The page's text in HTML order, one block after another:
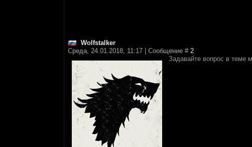
Wolfstalker
Среда, 24.01.2018, 11:17 | Сообщение # 2
Задавайте вопрос в теме